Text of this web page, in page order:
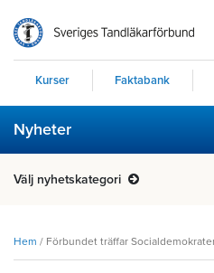
Kurser Faktabank
Nyheter
Välj nyhetskategori
Hem / Förbundet träffar